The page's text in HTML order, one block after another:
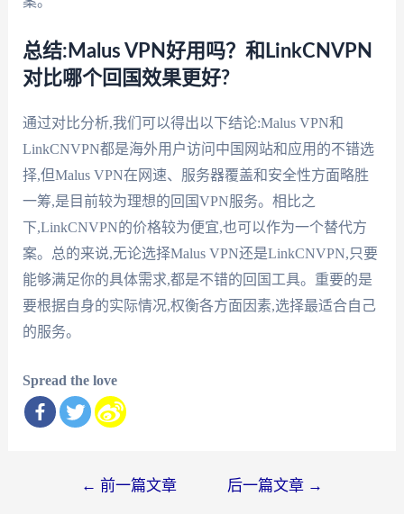
总结:Malus VPN好用吗？和LinkCNVPN
对比哪个回国效果更好?
通过对比分析,我们可以得出以下结论:Malus VPN和
LinkCNVPN都是海外用户访问中国网站和应用的不错选
择,但Malus VPN在网速、服务器覆盖和安全性方面略胜
一筹,是目前较为理想的回国VPN服务。相比之
下,LinkCNVPN的价格较为便宜,也可以作为一个替代方
案。总的来说,无论选择Malus VPN还是LinkCNVPN,只要
能够满足你的具体需求,都是不错的回国工具。重要的是
要根据自身的实际情况,权衡各方面因素,选择最适合自己
的服务。
Spread the love
← 前一篇文章 后一篇文章 →